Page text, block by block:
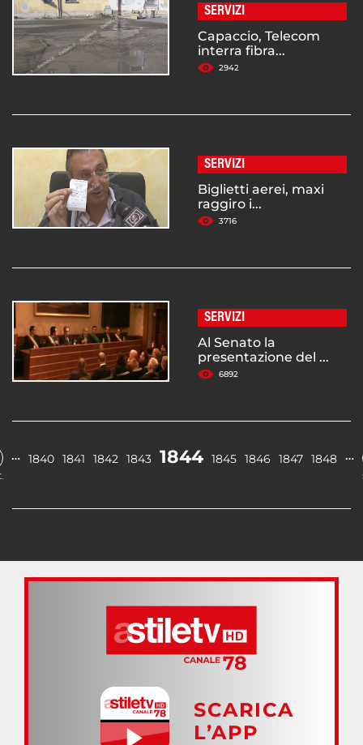
SERVIZI
Capaccio, Telecom
interra fibra...
2942
SERVIZI
Biglietti aerei, maxi
raggiro i...
3716
SERVIZI
Al Senato la
presentazione del ...
6892
… 1840 1841 1842 1843 1844 1845 1846 1847 1848 …
SCARICA
L’APP